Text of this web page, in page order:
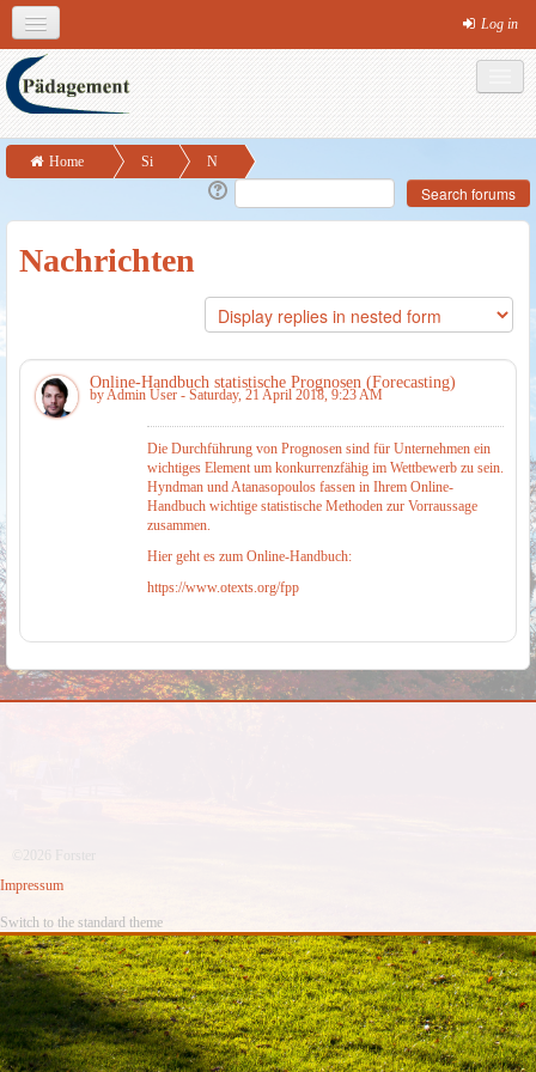
English (en)
Theme colours
MS-Office Links
Log in
Home
Si
a
N
ac
ht
e
n
Online-Handbuch statistische Prognosen
Nachrichten
Online-Handbuch statistische Prognosen (Forecasting)
byAdmin User - Saturday, 21 April 2018, 9:23 AM
Die Durchführung von Prognosen sind für Unternehmen ein
wichtiges Element um konkurrenzfähig im Wettbewerb zu sein.
Hyndman und Atanasopoulos fassen in Ihrem Online-
Handbuch wichtige statistische Methoden zur Vorraussage
zusammen.
Hier geht es zum Online-Handbuch:
https://www.otexts.org/fpp
©2026 Forster
Impressum
Switch to the standard theme